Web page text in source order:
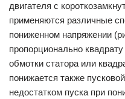
двигателя с
применяются различные
пониженном напряжении
пропорционально
обмотки статора или
понижается также
недостатком пуска при